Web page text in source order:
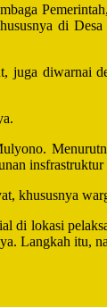
di
diwarnai
khususnya
di lokasi
Langkah itu,